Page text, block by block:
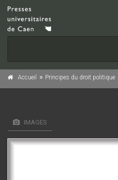
Accueil Principes du droit politique
IMAGES